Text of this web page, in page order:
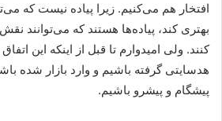
افتخار هم می‌کنیم. زیرا پیاده نیست که
بهتری کند، پیاده‌ها هستند که می‌توانند
کنند. ولی امیدوارم تا قبل از اینکه این اتفاق
هدسایتی گرفته باشیم و وارد بازار شده
پیشگام و پیشرو باشیم.